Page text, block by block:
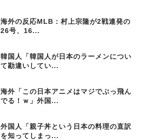
海外の反応MLB：村上宗隆が2戦連発の
26号、16...
韓国人「韓国人が日本のラーメンについ
て勘違いしてい...
海外「この日本アニメはマジでぶっ飛ん
でる！ｗ」外国...
外国人「親子丼という日本の料理の直訳
を知ってしまっ...